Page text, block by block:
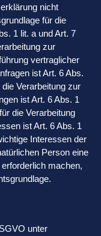
nicht
für die
1 lit. a und Art. 7
zur
vertraglicher
ist Art. 6 Abs.
Verarbeitung zur
ist Art. 6 Abs. 1
die Verarbeitung
ist Art. 6 Abs. 1
Interessen der
Person eine
machen,
unter